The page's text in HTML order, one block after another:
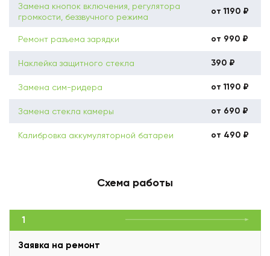
Замена кнопок включения, регулятора
громкости, беззвучного режима
от 1190 ₽
Ремонт разъема зарядки от 990 ₽
Наклейка защитного стекла 390 ₽
Замена сим-ридера от 1190 ₽
Замена стекла камеры от 690 ₽
Калибровка аккумуляторной батареи от 490 ₽
Схема работы
1
Заявка на ремонт